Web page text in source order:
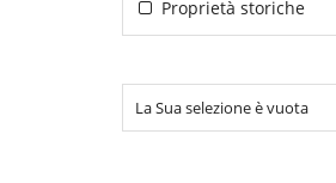
Proprietà storiche
La Sua selezione è vuota